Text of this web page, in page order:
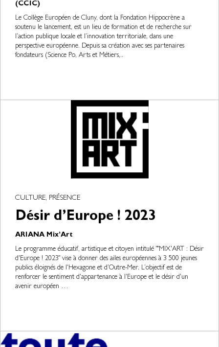
(CCIC)
Le Collège Européen de Cluny, dont la Fondation Hippocrène a
soutenu le lancement, est un lieu de formation et de recherche sur
l’action publique locale et l’innovation territoriale, dans une
perspective européenne. Depuis sa création avec ses partenaires
fondateurs (Science Po, Arts et Métiers,..
CULTURE, PRÉSENCE
Désir d’Europe ! 2023
ARIANA Mix’Art
Le programme éducatif, artistique et citoyen intitulé ""MIX'ART : Désir
d'Europe ! 2023" vise à donner des ailes européennes à 3 500 jeunes
publics éloignés de l'Hexagone et d’Outre-Mer. L’objectif est de
renforcer le sentiment d'appartenance à l'Europe et le désir d'un
avenir européen …